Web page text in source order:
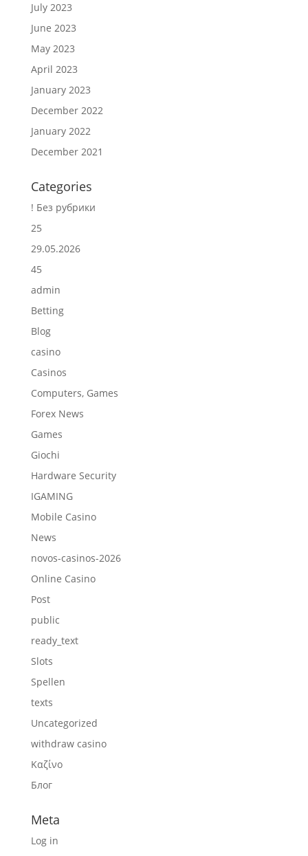
July 2023
June 2023
May 2023
April 2023
January 2023
December 2022
January 2022
December 2021
Categories
! Без рубрики
25
29.05.2026
45
admin
Betting
Blog
casino
Casinos
Computers, Games
Forex News
Games
Giochi
Hardware Security
IGAMING
Mobile Casino
News
novos-casinos-2026
Online Casino
Post
public
ready_text
Slots
Spellen
texts
Uncategorized
withdraw casino
Καζίνο
Блог
Meta
Log in